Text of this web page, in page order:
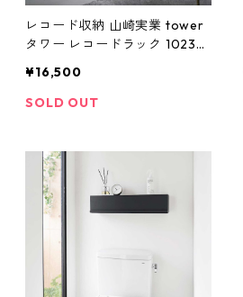
レコード収納 山崎実業 tower
タワー レコードラック 10230
¥16,500
SOLD OUT